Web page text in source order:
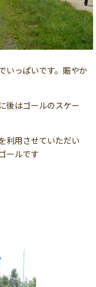
いっぱいです。賑やか
後はゴールのスケー
利用させていただい
ールです